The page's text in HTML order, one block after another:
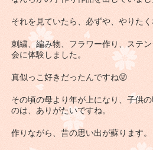
それを見ていたら、必ずや、やりたく
刺繍、編み物、フラワー作り、ステ
会に体験しました。
真似っこ好きだったんですね😜
その頃の母より年が上になり、子供
のは、ありがたいですね。
作りながら、昔の思い出が蘇ります。